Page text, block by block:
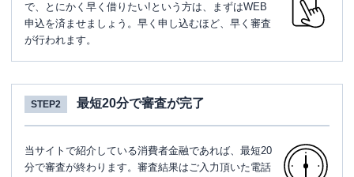
で、とにかく早く借りたい!という方は、まずはWEB
申込を済ませましょう。早く申し込むほど、早く審査
が行われます。
STEP2 最短20分で審査が完了
当サイトで紹介している消費者金融であれば、最短20
分で審査が終わります。審査結果はご入力頂いた電話